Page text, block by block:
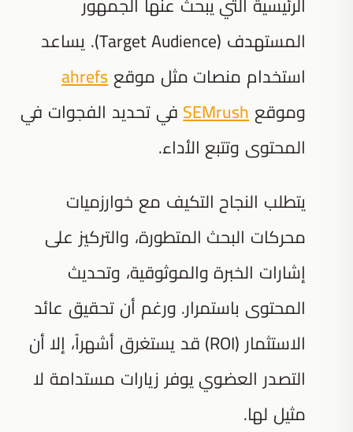
المستهدف (Target Audience). يساعد
استخدام منصات مثل موقعahrefs
وموقعSEMrushفي تحديد الفجوات في
المحتوى وتتبع الأداء.
يتطلب النجاح التكيف مع خوارزميات
محركات البحث المتطورة، والتركيز على
إشارات الخبرة والموثوقية، وتحديث
المحتوى باستمرار. ورغم أن تحقيق عائد
الاستثمار (ROI) قد يستغرق أشهراً، إلا أن
التصدر العضوي يوفر زيارات مستدامة لا
مثيل لها.